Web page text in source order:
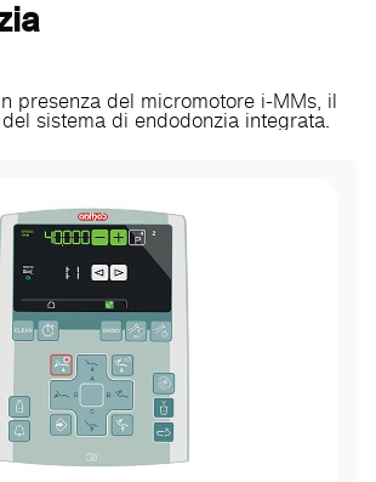
presenza del micromotore i-MMs, il
sistema di endodonzia integrata.